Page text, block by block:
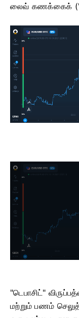
லைவ் கணக்கைக்
"டெபாசிட்"
மற்றும் பணம்